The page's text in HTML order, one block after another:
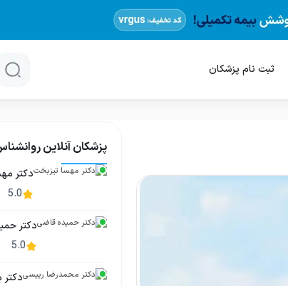
ثبت نام پزشکان
پزشکان آنلاین
دکتر
5.0
دکتر
5.0